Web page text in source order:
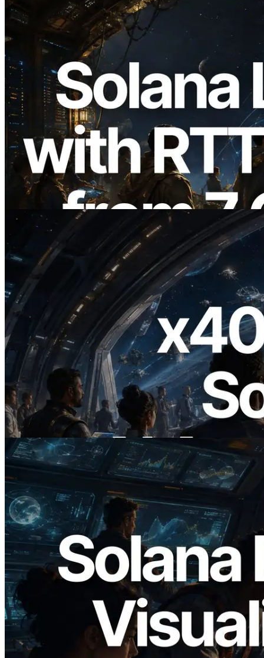
2026.08.05
ERPC étend l’API Solana Leader Slot
avec la mesure du ping depuis 7 régions
du monde — l’API Validators
Information est également lancée
2026.07.04
ERPC lance un RPC Solana compatible
x402 — L'ère où les agents IA paient à la
demande les API dont ils ont besoin
Lire cet article
2026.05.24
Validators Solutions lance le Solana Block
Analyzer — Visualisation du temps de
production de bloc par slot et des
validateurs assignés